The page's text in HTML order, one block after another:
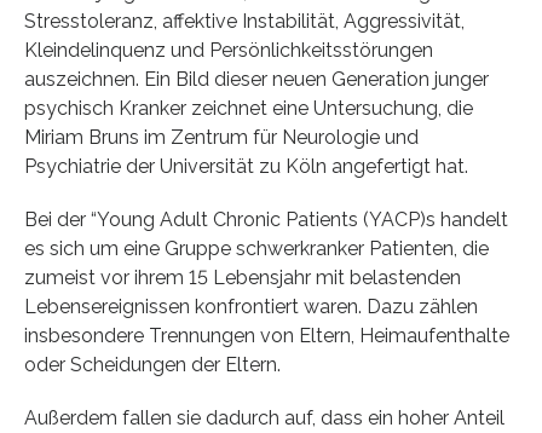
Stresstoleranz, affektive Instabilität, Aggressivität,
Kleindelinquenz und Persönlichkeitsstörungen
auszeichnen. Ein Bild dieser neuen Generation junger
psychisch Kranker zeichnet eine Untersuchung, die
Miriam Bruns im Zentrum für Neurologie und
Psychiatrie der Universität zu Köln angefertigt hat.
Bei der “Young Adult Chronic Patients (YACP)s handelt
es sich um eine Gruppe schwerkranker Patienten, die
zumeist vor ihrem 15 Lebensjahr mit belastenden
Lebensereignissen konfrontiert waren. Dazu zählen
insbesondere Trennungen von Eltern, Heimaufenthalte
oder Scheidungen der Eltern.
Außerdem fallen sie dadurch auf, dass ein hoher Anteil